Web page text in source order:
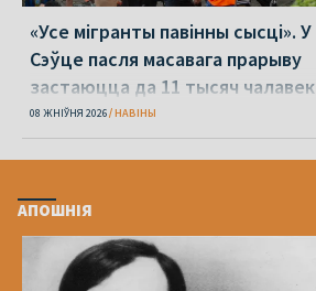
«Усе мігранты павінны сысці». У
Сэўце пасля масавага прарыву
застаюцца да 11 тысяч чалавек
08 ЖНІЎНЯ 2026 НАВІНЫ
АПОШНІЯ